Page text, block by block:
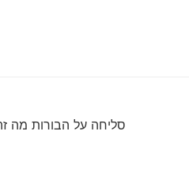
סליחה על הבורות מה